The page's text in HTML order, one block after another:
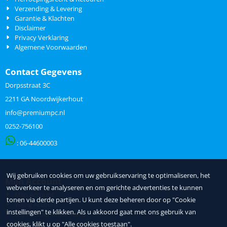
Verzending & Levering
Garantie & Klachten
Disclaimer
Privacy Verklaring
Algemene Voorwaarden
Contact Gegevens
Dorpsstraat 3C
2211 GA Noordwijkerhout
info@premiumpc.nl
0252-756100
: 06-44600003
Mijn Account
Wijzig Account
Mijn Accountinformatie
Inloggen
Wij gebruiken cookies om uw gebruikservaring te optimaliseren, het
webverkeer te analyseren en om gerichte advertenties te kunnen
tonen via derde partijen. U kunt deze beheren door op "Cookie
instellingen" te klikken. Als u akkoord gaat met ons gebruik van
cookies, klikt u op "Alle cookies toestaan".